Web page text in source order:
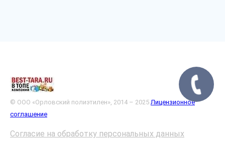
© ООО «Орловский полиэтилен», 2014 – 2025 Лицензионное
соглашение
Согласие на обработку персональных данных